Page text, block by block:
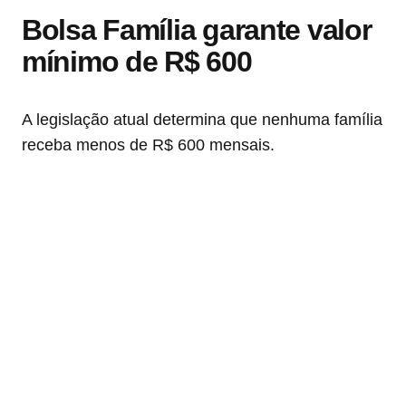
Bolsa Família garante valor
mínimo de R$ 600
A legislação atual determina que nenhuma família
receba menos de R$ 600 mensais.